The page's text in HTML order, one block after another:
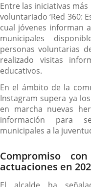
Entre las iniciativas
voluntariado ‘Red 360:
cual jóvenes informan
municipales
personas voluntarias
realizado visitas
educativos.
En el ámbito de la
Instagram supera ya
en marcha nuevas
información para
municipales a la
Compromiso
actuaciones en